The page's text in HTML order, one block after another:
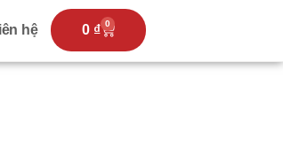
hệ 0 ₫ 0